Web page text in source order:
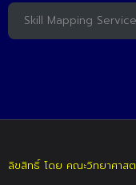
Skill Mapping Service
ลิขสิทธิ์ โดย คณะวิทยาศาส